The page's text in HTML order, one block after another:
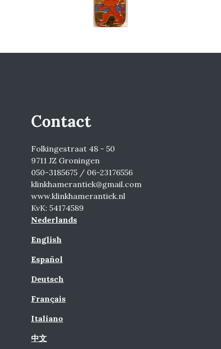
Contact
Folkingestraat 48 - 50
9711 JZ Groningen
050-3185675 / 06-23176556
klinkhamerantiek@gmail.com
www.klinkhamerantiek.nl
KvK: 54174589
Nederlands
English
Español
Deutsch
Français
Italiano
中文